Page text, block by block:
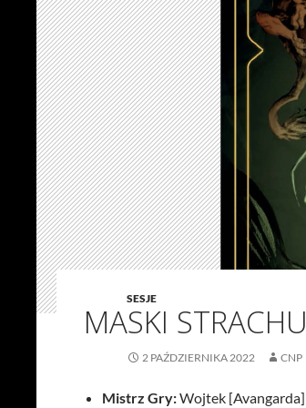
SESJE
MASKI STRACHU
2 PAŹDZIERNIKA 2022 CNP
Mistrz Gry:Wojtek [Avangarda]